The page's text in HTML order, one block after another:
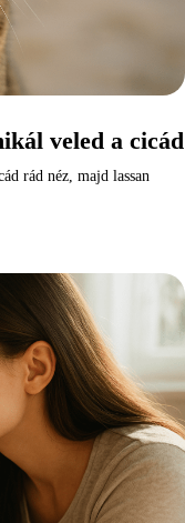
veled a cicád
rád néz, majd lassan